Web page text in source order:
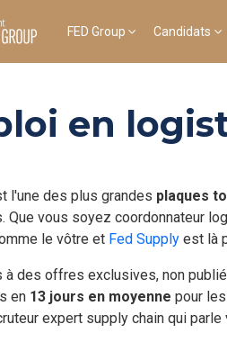
FED Group Candidats
en
l'une des plus grandes plaques
Que vous soyez coordonnateur
le vôtre et Fed Supply est là
à des offres exclusives, non
en 13 jours en moyenne pour
expert supply chain qui parle